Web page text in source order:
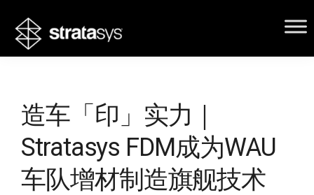
造车「印」实力｜
Stratasys FDM成为WAU
车队增材制造旗舰技术